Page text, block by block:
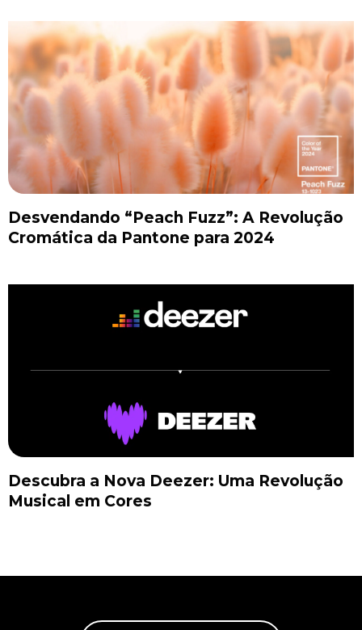
Desvendando “Peach Fuzz”: A Revolução
Cromática da Pantone para 2024
Descubra a Nova Deezer: Uma Revolução
Musical em Cores